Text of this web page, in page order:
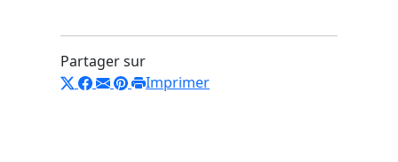
Partager sur
Imprimer